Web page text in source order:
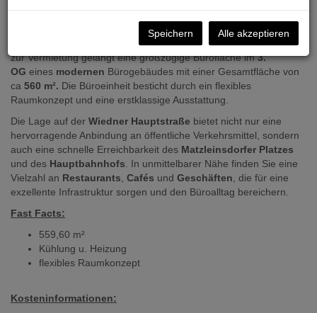
Sehr geehrte Damen und Herren,
zur Vermietung gelangt eine großzügige Bürofläche im3.
OG eines modernen Bürogebäudes mit einer Gesamtfläche von
ca 560 m². Die Büroeinheit besticht durch ein flexibles
Raumkonzept und eine erstklassige Ausstattung.
Die Lage auf der Wiedner Hauptstraße bietet nicht nur eine
hervorragende Anbindung an öffentliche Verkehrsmittel, sondern
auch eine schnelle Erreichbarkeit des Matzleinsdorfer Platzes
und des Hauptbahnhofs. In unmittelbarer Nähe finden Sie eine
Vielzahl an Restaurants, Cafés und Geschäften, die für eine
exzellente Infrastruktur sorgen und den Büroalltag bereichern.
Fast Facts:
559,60 m²
Kühlung u. Heizung
flexibles Raumkonzept
Kosteninformationen:
Speichern Alle akzeptieren